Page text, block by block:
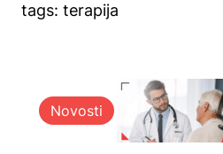
tags: terapija
Novosti